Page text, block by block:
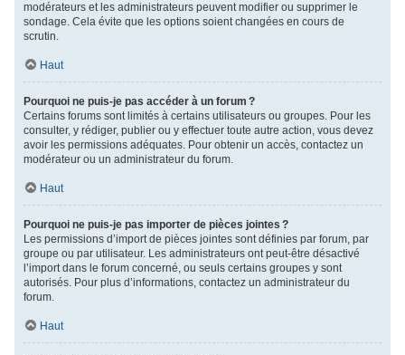
modérateurs et les administrateurs peuvent modifier ou supprimer le
sondage. Cela évite que les options soient changées en cours de
scrutin.
Haut
Pourquoi ne puis-je pas accéder à un forum ?
Certains forums sont limités à certains utilisateurs ou groupes. Pour les
consulter, y rédiger, publier ou y effectuer toute autre action, vous devez
avoir les permissions adéquates. Pour obtenir un accès, contactez un
modérateur ou un administrateur du forum.
Haut
Pourquoi ne puis-je pas importer de pièces jointes ?
Les permissions d’import de pièces jointes sont définies par forum, par
groupe ou par utilisateur. Les administrateurs ont peut-être désactivé
l’import dans le forum concerné, ou seuls certains groupes y sont
autorisés. Pour plus d’informations, contactez un administrateur du
forum.
Haut